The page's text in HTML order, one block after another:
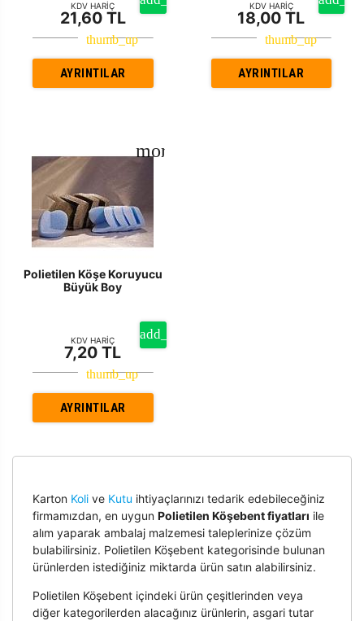
KDV HARİÇ
21,60 TL
AYRINTILAR
KDV HARİÇ
18,00 TL
AYRINTILAR
Polietilen Köşe Koruyucu
Büyük Boy
KDV HARİÇ
7,20 TL
AYRINTILAR
Karton Kolive Kutu ihtiyaçlarınızı tedarik edebileceğiniz
firmamızdan, en uygun Polietilen Köşebent fiyatları ile
alım yaparak ambalaj malzemesi taleplerinize çözüm
bulabilirsiniz. Polietilen Köşebent kategorisinde bulunan
ürünlerden istediğiniz miktarda ürün satın alabilirsiniz.
Polietilen Köşebent içindeki ürün çeşitlerinden veya
diğer kategorilerden alacağınız ürünlerin, asgari tutar